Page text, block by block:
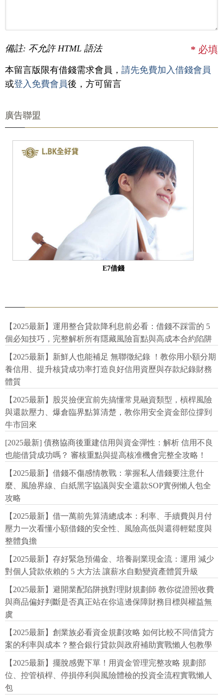
備註: 不允許 HTML 語法 * 必填
本留言版限有借錢需求會員， 請先免費加入借錢會員
或登入免費會員後，方可留言
廣告聯盟
E7借錢
【2025最新】運用整合貸款降利息前必看：借錢不踩雷的 5
個必知技巧，完整解析所有隱藏風險盲點與高成本合約陷阱
【2025最新】新鮮人也能補足 無聯徵紀錄 ！教你用小額分期
養信用、提升核貸成功率打造良好信用資歷與存款紀錄財務
體質
【2025最新】股災撿便宜前先搞懂常見融資類型，槓桿風險
與還款壓力、爆倉臨界點算清楚，教你用安全資金部位撐到
牛市回來
[2025最新] 債務協商後重建信用與資金彈性：解析 信用不良
也能借貸成功嗎？ 審核重點與提高核准機會完整全攻略！
【2025最新】借錢不傷感情教戰：掌握私人借錢要注意什
麼、風險界線、白紙黑字協議與安全還款SOP實例懶人包全
攻略
【2025最新】借一萬前先算清總成本：利率、手續費與月付
壓力一次看懂小額借錢的安全性、風險高低與還得輕鬆度與
整體負擔
【2025最新】存好緊急預備金、培養副業現金流：運用 減少
對個人貸款依賴的 5 大方法 讓薪水自動變資產體質升級
【2025最新】避開業配陷阱挑對理財規劃師 教你從證照收費
與商品偏好判斷是否真正站在你這邊保障財務目標與權益無
虞
【2025最新】創業族必看資金規劃攻略 如何比較不同借貸方
案的利率與成本？整合銀行貸款與政府補助實戰懶人包教學
【2025最新】擺脫感覺下單！用資金管理完整攻略 規劃部
位、控管槓桿、停損停利與風險體檢的投資全流程實戰懶人
包